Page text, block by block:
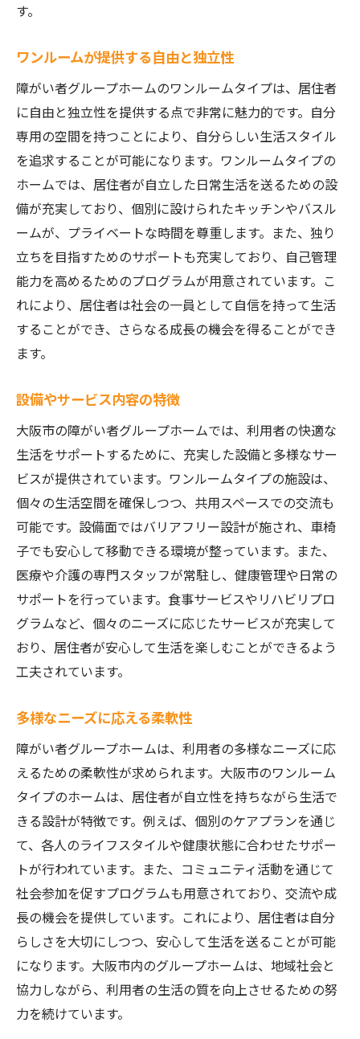
す。
ワンルームが提供する自由と独立性
障がい者グループホームのワンルームタイプは、居住者
に自由と独立性を提供する点で非常に魅力的です。自分
専用の空間を持つことにより、自分らしい生活スタイル
を追求することが可能になります。ワンルームタイプの
ホームでは、居住者が自立した日常生活を送るための設
備が充実しており、個別に設けられたキッチンやバスル
ームが、プライベートな時間を尊重します。また、独り
立ちを目指すためのサポートも充実しており、自己管理
能力を高めるためのプログラムが用意されています。こ
れにより、居住者は社会の一員として自信を持って生活
することができ、さらなる成長の機会を得ることができ
ます。
設備やサービス内容の特徴
大阪市の障がい者グループホームでは、利用者の快適な
生活をサポートするために、充実した設備と多様なサー
ビスが提供されています。ワンルームタイプの施設は、
個々の生活空間を確保しつつ、共用スペースでの交流も
可能です。設備面ではバリアフリー設計が施され、車椅
子でも安心して移動できる環境が整っています。また、
医療や介護の専門スタッフが常駐し、健康管理や日常の
サポートを行っています。食事サービスやリハビリプロ
グラムなど、個々のニーズに応じたサービスが充実して
おり、居住者が安心して生活を楽しむことができるよう
工夫されています。
多様なニーズに応える柔軟性
障がい者グループホームは、利用者の多様なニーズに応
えるための柔軟性が求められます。大阪市のワンルーム
タイプのホームは、居住者が自立性を持ちながら生活で
きる設計が特徴です。例えば、個別のケアプランを通じ
て、各人のライフスタイルや健康状態に合わせたサポー
トが行われています。また、コミュニティ活動を通じて
社会参加を促すプログラムも用意されており、交流や成
長の機会を提供しています。これにより、居住者は自分
らしさを大切にしつつ、安心して生活を送ることが可能
になります。大阪市内のグループホームは、地域社会と
協力しながら、利用者の生活の質を向上させるための努
力を続けています。